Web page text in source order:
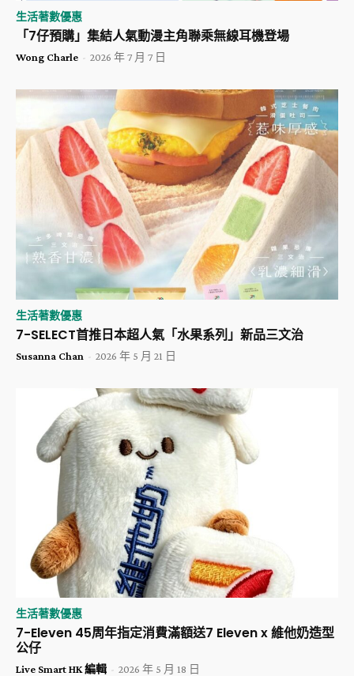
生活著數優惠
「7仔預購」集結人氣動漫主角聯乘無線耳機登場
Wong Charle - 2026 年 7 月 7 日
生活著數優惠
​7-SELECT首推日本超人氣「水果系列」新品三文治
Susanna Chan - 2026 年 5 月 21 日
生活著數優惠
7-Eleven 45周年指定消費滿額送7 Eleven x 維他奶造型
公仔
Live Smart HK 編輯 - 2026 年 5 月 18 日